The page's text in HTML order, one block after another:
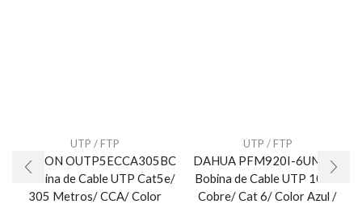
UTP / FTP
SAXXON OUTP5ECCA305BC
– Bobina de Cable UTP Cat5e/
305 Metros/ CCA/ Color
UTP / FTP
DAHUA PFM920I-6UN-C –
Bobina de Cable UTP 100%
Cobre/ Cat 6/ Color Azul /